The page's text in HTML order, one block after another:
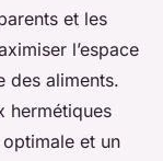
et les
l’espace
des aliments.
hermétiques
et un